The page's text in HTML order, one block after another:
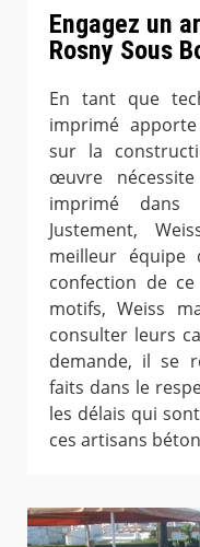
Engagez un
Rosny Sous
En tant que
imprimé
sur la
œuvre
imprimé dans
Justement,
meilleur équipe
confection de
motifs, Weiss
consulter leurs
demande, il se
faits dans le
les délais qui
ces artisans